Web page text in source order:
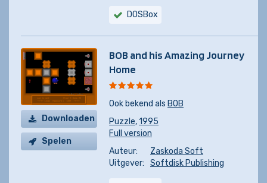
DOSBox
Downloaden
Spelen
BOB and his Amazing Journey
Home
Ook bekend als BOB
Puzzle,1995
Full version
Auteur:
Zaskoda Soft
Uitgever:
Softdisk Publishing